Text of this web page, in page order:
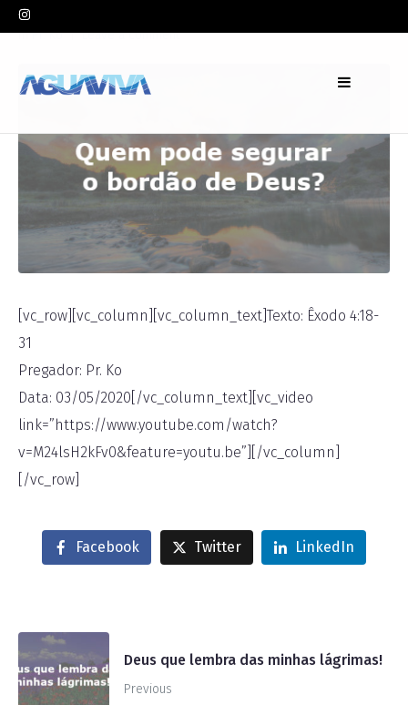
InPr. Ko Leave a comment
[vc_row][vc_column][vc_column_text]Texto: Êxodo 4:18-
31
Pregador: Pr. Ko
Data: 03/05/2020[/vc_column_text][vc_video
link=”https://www.youtube.com/watch?
v=M24lsH2kFv0&feature=youtu.be”][/vc_column]
[/vc_row]
Facebook Twitter LinkedIn
Deus que lembra das minhas lágrimas!
Previous